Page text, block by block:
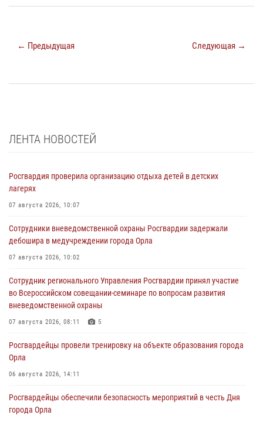
← Предыдущая Следующая →
ЛЕНТА НОВОСТЕЙ
Росгвардия проверила организацию отдыха детей в детских
лагерях
07 августа 2026, 10:07
Сотрудники вневедомственной охраны Росгвардии задержали
дебошира в медучреждении города Орла
07 августа 2026, 10:02
Сотрудник регионального Управления Росгвардии принял участие
во Всероссийском совещании-семинаре по вопросам развития
вневедомственной охраны
07 августа 2026, 08:11 5
Росгвардейцы провели тренировку на объекте образования города
Орла
06 августа 2026, 14:11
Росгвардейцы обеспечили безопасность мероприятий в честь Дня
города Орла